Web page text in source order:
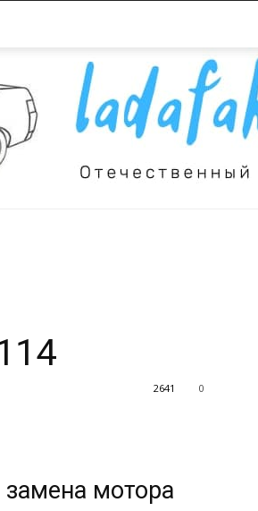
0
2641
мотора